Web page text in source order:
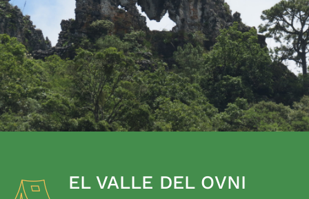
EL VALLE DEL OVNI